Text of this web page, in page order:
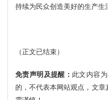
持续为民众创造美好的生产生
（正文已结束）
免责声明及提醒： 此文内容
的，不代表本网站观点，文